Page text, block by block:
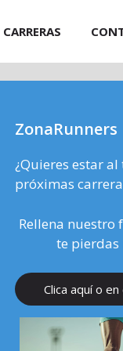
CARRERAS
ZonaRunners
¿Quieres estar
próximas
Rellena
te pierdas
Clica aquí o